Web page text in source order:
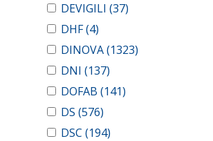
DEVIGILI (37)
DHF(4)
DINOVA(1323)
DNI (137)
DOFAB (141)
DS (576)
DSC (194)